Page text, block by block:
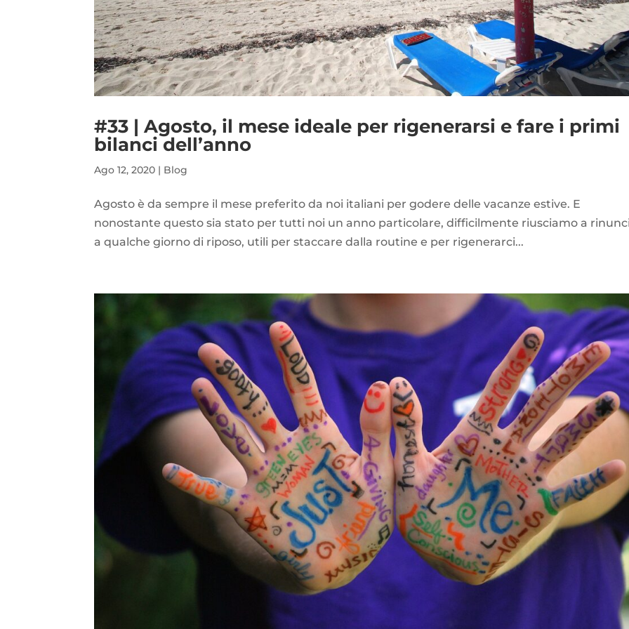
#33 | Agosto, il mese ideale per rigenerarsi e fare i primi
bilanci dell’anno
Ago 12, 2020 | Blog
Agosto è da sempre il mese preferito da noi italiani per godere delle vacanze estive. E
nonostante questo sia stato per tutti noi un anno particolare, difficilmente riusciamo a
a qualche giorno di riposo, utili per staccare dalla routine e per rigenerarci...